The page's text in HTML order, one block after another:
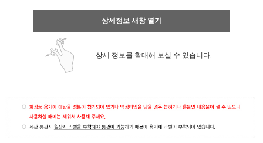
상세정보 새창 열기
상세 정보를 확대해 보실 수 있습니다.